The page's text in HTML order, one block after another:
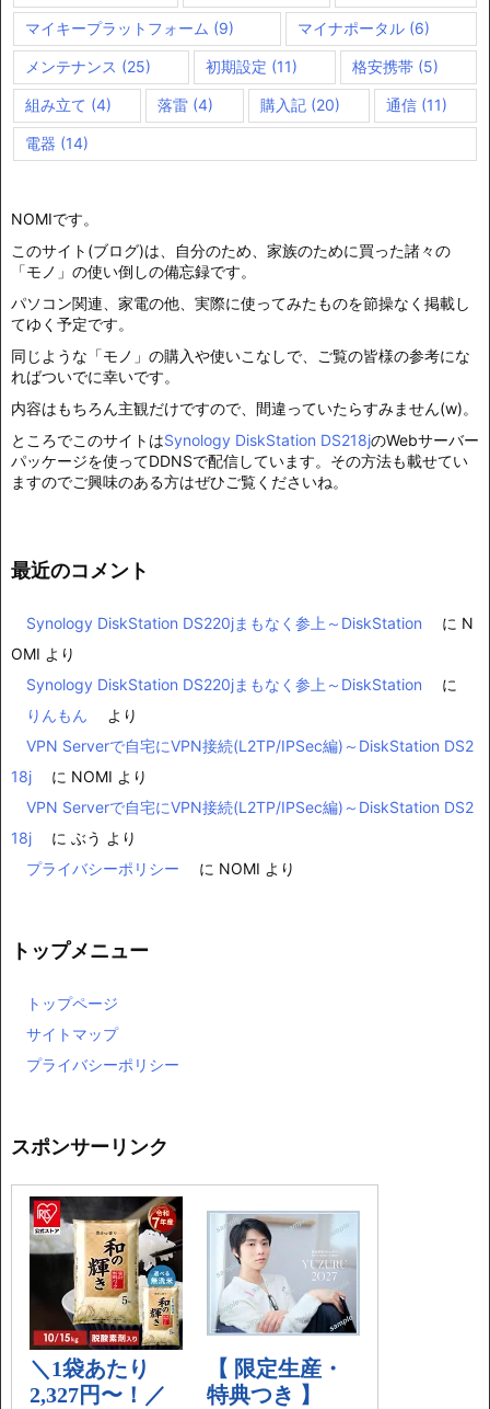
マイキープラットフォーム (9) マイナポータル (6)
メンテナンス (25) 初期設定 (11) 格安携帯 (5)
組み立て (4) 落雷 (4) 購入記(20) 通信(11)
電器 (14)
NOMIです。
このサイト(ブログ)は、自分のため、家族のために買った諸々の
「モノ」の使い倒しの備忘録です。
パソコン関連、家電の他、実際に使ってみたものを節操なく掲載し
てゆく予定です。
同じような「モノ」の購入や使いこなしで、ご覧の皆様の参考にな
ればついでに幸いです。
内容はもちろん主観だけですので、間違っていたらすみません(w)。
ところでこのサイトはSynology DiskStation DS218jのWebサーバー
パッケージを使ってDDNSで配信しています。その方法も載せてい
ますのでご興味のある方はぜひご覧くださいね。
最近のコメント
Synology DiskStation DS220jまもなく参上～DiskStation に N
OMI より
Synology DiskStation DS220jまもなく参上～DiskStation
に
りんもん
より
VPN Serverで自宅にVPN接続(L2TP/IPSec編)～DiskStation DS2
18j
に NOMI より
VPN Serverで自宅にVPN接続(L2TP/IPSec編)～DiskStation DS2
18j
に ぶう より
プライバシーポリシー
に NOMI より
トップメニュー
トップページ
サイトマップ
プライバシーポリシー
スポンサーリンク